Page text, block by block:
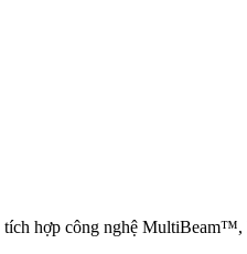
hợp công nghệ